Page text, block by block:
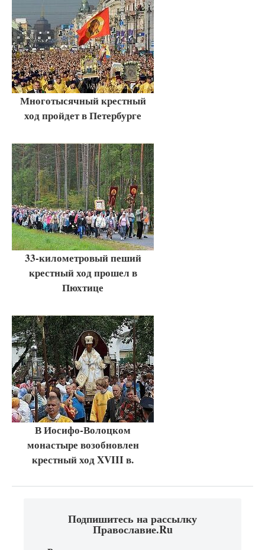
Многотысячный крестный
ход пройдет в Петербурге
33-километровый пеший
крестный ход прошел в
Пюхтице
В Иосифо-Волоцком
монастыре возобновлен
крестный ход XVIII в.
Подпишитесь на рассылку
Православие.Ru